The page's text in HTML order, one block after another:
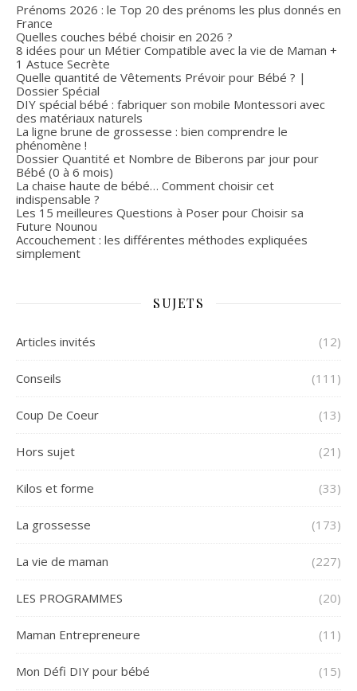
Prénoms 2026 : le Top 20 des prénoms les plus donnés en
France
Quelles couches bébé choisir en 2026 ?
8 idées pour un Métier Compatible avec la vie de Maman +
1 Astuce Secrète
Quelle quantité de Vêtements Prévoir pour Bébé ? |
Dossier Spécial
DIY spécial bébé : fabriquer son mobile Montessori avec
des matériaux naturels
La ligne brune de grossesse : bien comprendre le
phénomène !
Dossier Quantité et Nombre de Biberons par jour pour
Bébé (0 à 6 mois)
La chaise haute de bébé… Comment choisir cet
indispensable ?
Les 15 meilleures Questions à Poser pour Choisir sa
Future Nounou
Accouchement : les différentes méthodes expliquées
simplement
SUJETS
Articles invités (12)
Conseils (111)
Coup De Coeur (13)
Hors sujet (21)
Kilos et forme (33)
La grossesse (173)
La vie de maman (227)
LES PROGRAMMES (20)
Maman Entrepreneure (11)
Mon Défi DIY pour bébé (15)